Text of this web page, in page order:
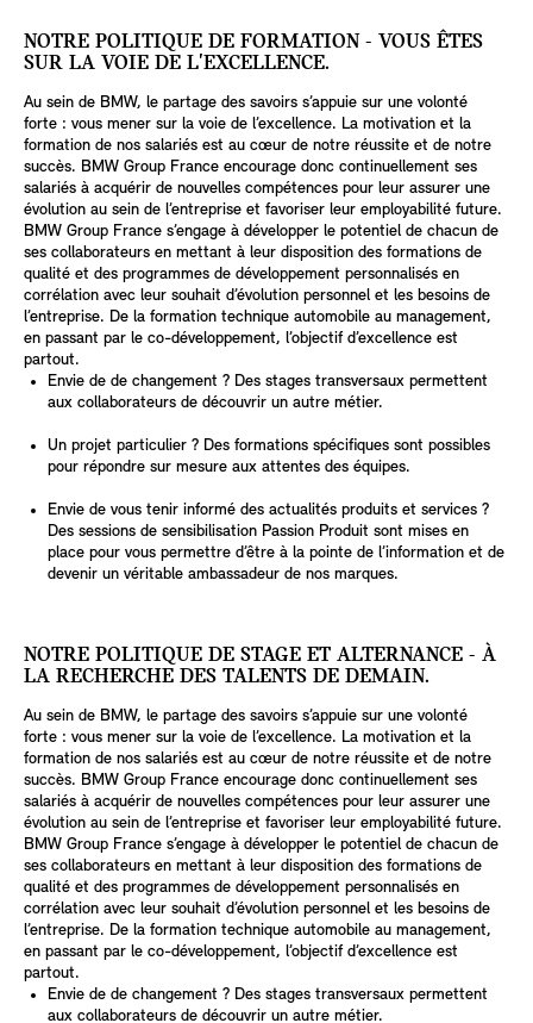
NOTRE POLITIQUE DE FORMATION - VOUS ÊTES
SUR LA VOIE DE L'EXCELLENCE.
Au sein de BMW, le partage des savoirs s’appuie sur une volonté
forte : vous mener sur la voie de l’excellence. La motivation et la
formation de nos salariés est au cœur de notre réussite et de notre
succès. BMW Group France encourage donc continuellement ses
salariés à acquérir de nouvelles compétences pour leur assurer une
évolution au sein de l’entreprise et favoriser leur employabilité future.
BMW Group France s’engage à développer le potentiel de chacun de
ses collaborateurs en mettant à leur disposition des formations de
qualité et des programmes de développement personnalisés en
corrélation avec leur souhait d’évolution personnel et les besoins de
l’entreprise. De la formation technique automobile au management,
en passant par le co-développement, l’objectif d’excellence est
partout.
Envie de de changement ? Des stages transversaux permettent
aux collaborateurs de découvrir un autre métier.
Un projet particulier ? Des formations spécifiques sont possibles
pour répondre sur mesure aux attentes des équipes.
Envie de vous tenir informé des actualités produits et services ?
Des sessions de sensibilisation Passion Produit sont mises en
place pour vous permettre d’être à la pointe de l’information et de
devenir un véritable ambassadeur de nos marques.
NOTRE POLITIQUE DE STAGE ET ALTERNANCE - À
LA RECHERCHE DES TALENTS DE DEMAIN.
Au sein de BMW, le partage des savoirs s’appuie sur une volonté
forte : vous mener sur la voie de l’excellence. La motivation et la
formation de nos salariés est au cœur de notre réussite et de notre
succès. BMW Group France encourage donc continuellement ses
salariés à acquérir de nouvelles compétences pour leur assurer une
évolution au sein de l’entreprise et favoriser leur employabilité future.
BMW Group France s’engage à développer le potentiel de chacun de
ses collaborateurs en mettant à leur disposition des formations de
qualité et des programmes de développement personnalisés en
corrélation avec leur souhait d’évolution personnel et les besoins de
l’entreprise. De la formation technique automobile au management,
en passant par le co-développement, l’objectif d’excellence est
partout.
Envie de de changement ? Des stages transversaux permettent
aux collaborateurs de découvrir un autre métier.